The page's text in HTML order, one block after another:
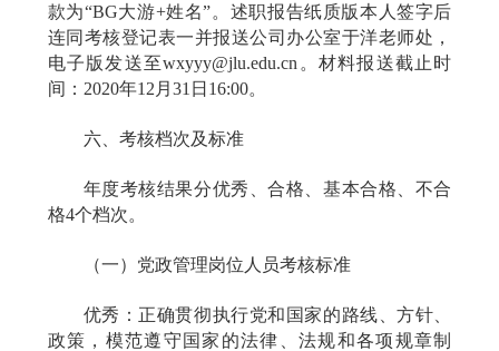
款为“BG大游+姓名”。述职报告纸质版本人签字后
连同考核登记表一并报送公司办公室于洋老师处，
电子版发送至wxyyy@jlu.edu.cn 。材料报送截止时
间：2020年12 月 31 日 16:00。
六、考核档次及标准
年度考核结果分优秀、合格、基本合格、不合
格4个档次。
（一）党政管理岗位人员考核标准
优秀：正确贯彻执行党和国家的路线、方针、
政策，模范遵守国家的法律、法规和各项规章制